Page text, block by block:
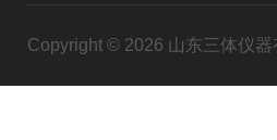
Copyright © 2026 山东三体仪